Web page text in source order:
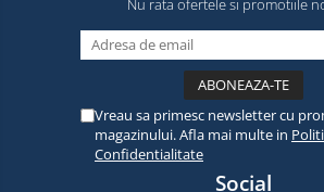
Nu rata ofertele si promotiile
Vreau sa primesc newsletter cu
magazinului. Afla mai multe in
Confidentialitate
Social